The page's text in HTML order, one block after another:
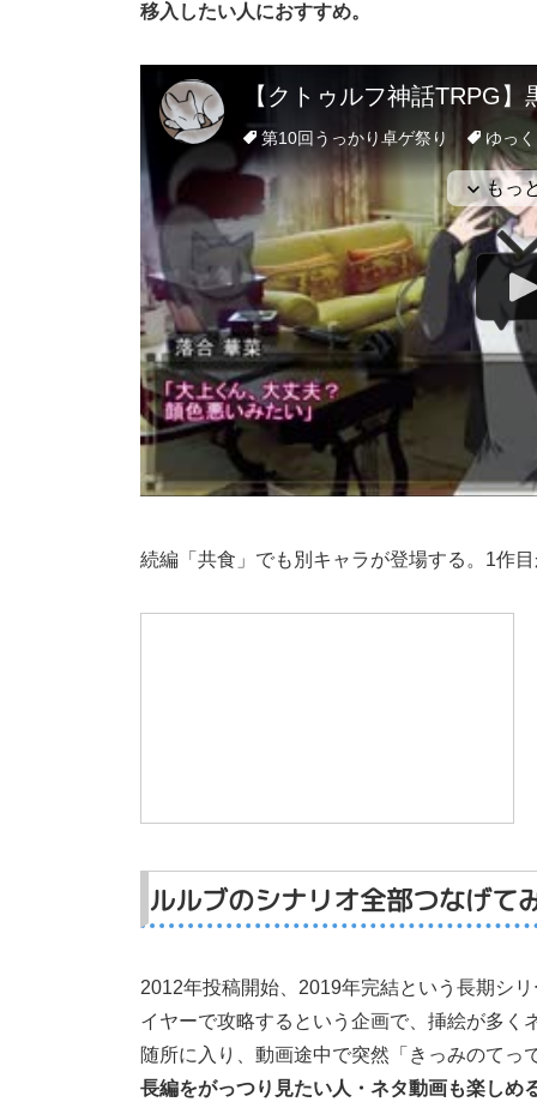
移入したい人におすすめ。
続編「共食」でも別キャラが登場する。1作
ルルブのシナリオ全部つなげて
2012年投稿開始、2019年完結という長期シ
イヤーで攻略するという企画で、挿絵が多く
随所に入り、動画途中で突然「きっみのてっ
長編をがっつり見たい人・ネタ動画も楽しめ